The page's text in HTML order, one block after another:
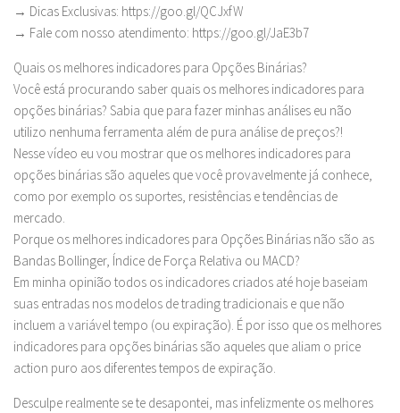
→ Dicas Exclusivas: https://goo.gl/QCJxfW
→ Fale com nosso atendimento: https://goo.gl/JaE3b7
Quais os melhores indicadores para Opções Binárias?
Você está procurando saber quais os melhores indicadores para
opções binárias? Sabia que para fazer minhas análises eu não
utilizo nenhuma ferramenta além de pura análise de preços?!
Nesse vídeo eu vou mostrar que os melhores indicadores para
opções binárias são aqueles que você provavelmente já conhece,
como por exemplo os suportes, resistências e tendências de
mercado.
Porque os melhores indicadores para Opções Binárias não são as
Bandas Bollinger, Índice de Força Relativa ou MACD?
Em minha opinião todos os indicadores criados até hoje baseiam
suas entradas nos modelos de trading tradicionais e que não
incluem a variável tempo (ou expiração). É por isso que os melhores
indicadores para opções binárias são aqueles que aliam o price
action puro aos diferentes tempos de expiração.
Desculpe realmente se te desapontei, mas infelizmente os melhores